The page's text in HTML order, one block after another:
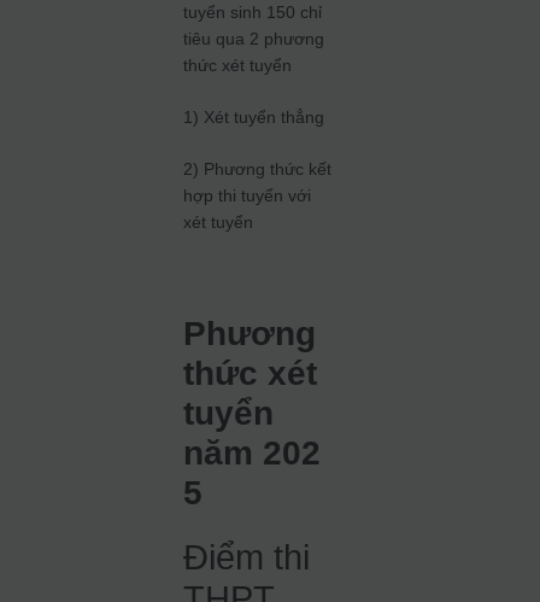
tuyển sinh 150 chỉ
tiêu qua 2 phương
thức xét tuyển
1) Xét tuyển thẳng
2) Phương thức kết
hợp thi tuyển với
xét tuyển
Phương
thức xét
tuyển
năm 202
5
Điểm thi